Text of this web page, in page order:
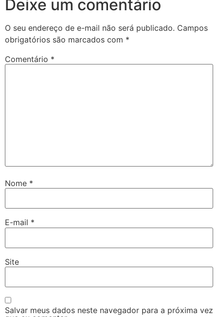
Deixe um comentário
O seu endereço de e-mail não será publicado. Campos
obrigatórios são marcados com *
Comentário *
Nome *
E-mail *
Site
Salvar meus dados neste navegador para a próxima vez